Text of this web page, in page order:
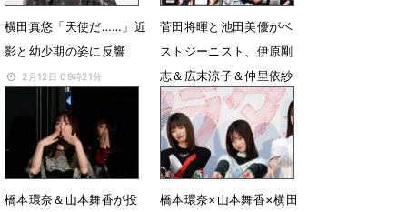
横田真悠「天使だ……」近
影と幼少期の姿に反響
2月12日 09時21分
菅田将暉と池田美優がベ
ストジーニスト、伊原剛
志＆広末涼子＆仲里依紗
＆窪塚愛流＆横田真悠も
受賞
11月10日 16時23分
橋本環奈＆山本舞香が投
橋本環奈×山本舞香×横田